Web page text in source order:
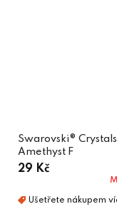
Swarovski®
Amethyst F
29 Kč